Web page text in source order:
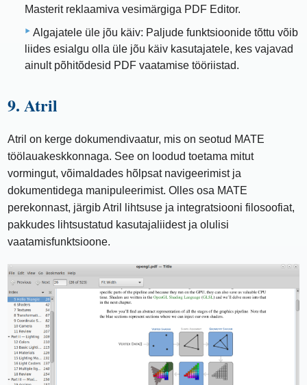
Masterit reklaamiva vesimärgiga PDF Editor.
Algajatele üle jõu käiv: Paljude funktsioonide tõttu võib
liides esialgu olla üle jõu käiv kasutajatele, kes vajavad
ainult põhitõdesid PDF vaatamise tööriistad.
9. Atril
Atril on kerge dokumendivaatur, mis on seotud MATE
töölauakeskkonnaga. See on loodud toetama mitut
vormingut, võimaldades hõlpsat navigeerimist ja
dokumentidega manipuleerimist. Olles osa MATE
perekonnast, järgib Atril lihtsuse ja integratsiooni filosoofiat,
pakkudes lihtsustatud kasutajaliidest ja olulisi
vaatamisfunktsioone.